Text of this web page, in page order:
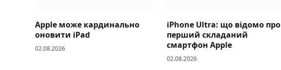
Apple може кардинально
оновити iPad
02.08.2026
iPhone Ultra: що відомо про
перший складаний
смартфон Apple
02.08.2026